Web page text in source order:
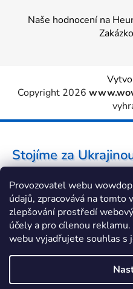
Provozovatel webu
údajů, zpracovává na tomto
zlepšování prostředí
účely a pro cílenou
webu vyjadřujete souhlas s
Naše hodnocení na
Copyright 2026
Stojíme za
Jak a čím pomoci »